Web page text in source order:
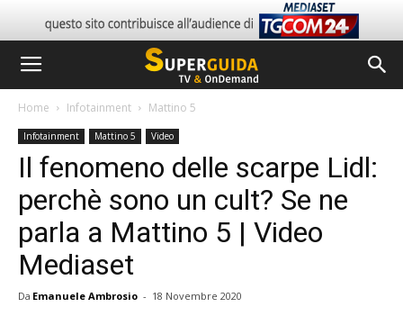
Home Infotainment Mattino 5
Infotainment Mattino 5 Video
Il fenomeno delle scarpe Lidl:
perchè sono un cult? Se ne
parla a Mattino 5 | Video
Mediaset
Da Emanuele Ambrosio - 18 Novembre 2020